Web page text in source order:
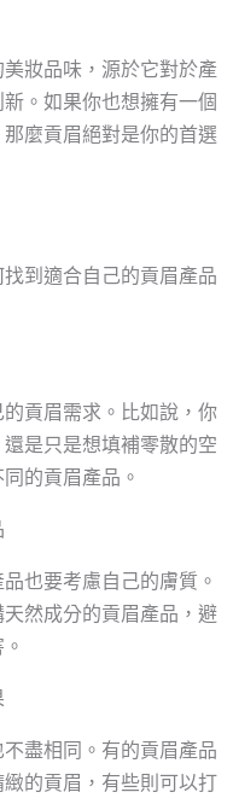
妝品味，源於它對於產
。如果你也想擁有一個
麼貢眉絕對是你的首選
到適合自己的貢眉產品
貢眉需求。比如說，你
是只是想填補零散的空
的貢眉產品。
也要考慮自己的膚質。
然成分的貢眉產品，避
盡相同。有的貢眉產品
的貢眉，有些則可以打